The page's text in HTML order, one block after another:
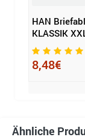
HAN
KLASSIK
8,48€
Ähnliche